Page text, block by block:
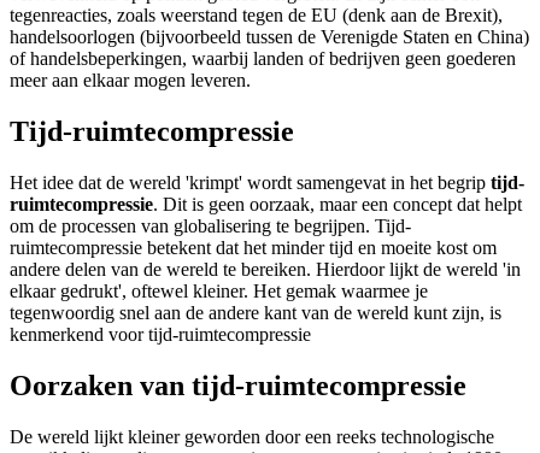
tegenreacties, zoals weerstand tegen de EU (denk aan de Brexit),
handelsoorlogen (bijvoorbeeld tussen de Verenigde Staten en China)
of handelsbeperkingen, waarbij landen of bedrijven geen goederen
meer aan elkaar mogen leveren.
Tijd-ruimtecompressie
Het idee dat de wereld 'krimpt' wordt samengevat in het begrip tijd-
ruimtecompressie. Dit is geen oorzaak, maar een concept dat helpt
om de processen van globalisering te begrijpen. Tijd-
ruimtecompressie betekent dat het minder tijd en moeite kost om
andere delen van de wereld te bereiken. Hierdoor lijkt de wereld 'in
elkaar gedrukt', oftewel kleiner. Het gemak waarmee je
tegenwoordig snel aan de andere kant van de wereld kunt zijn, is
kenmerkend voor tijd-ruimtecompressie
Oorzaken van tijd-ruimtecompressie
De wereld lijkt kleiner geworden door een reeks technologische